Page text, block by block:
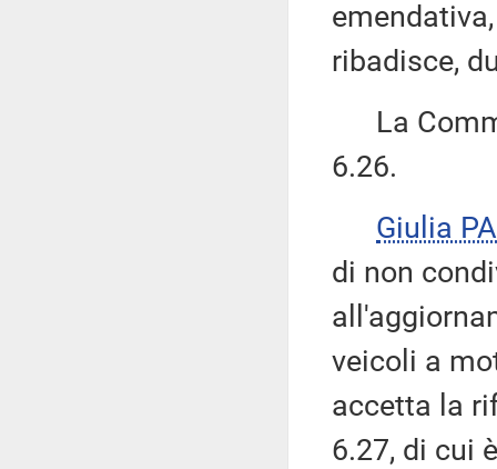
ribadisce,
La
6.26.
Giulia
di non
veicoli a
accetta la
6.27, di cui